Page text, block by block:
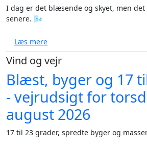
I dag er det blæsende og skyet, men
senere. 🌬️
Læs mereom Vejret: Bagende varme
Vind og vejr
Blæst, byger og 17
- vejrudsigt for
august 2026
17 til 23 grader, spredte byger og